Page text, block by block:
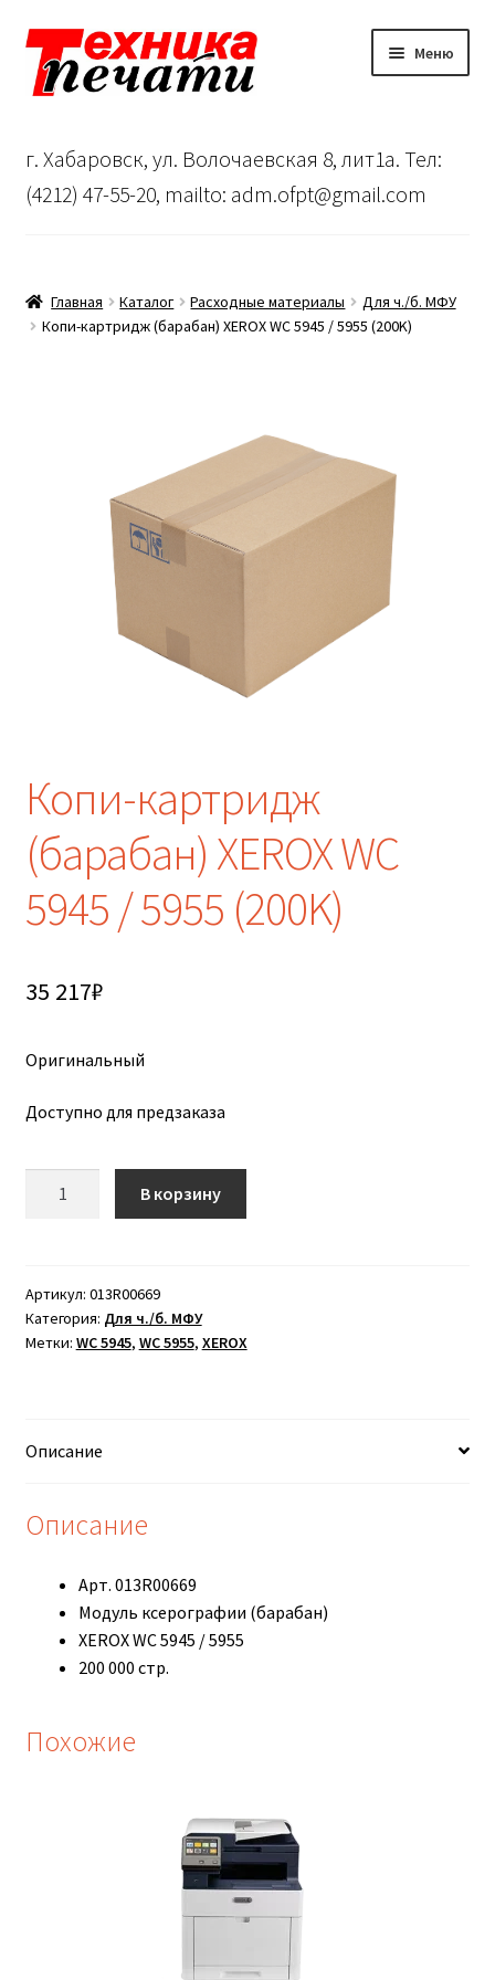
Перейти
навигации
Перейти
содержимому
Меню
Сервисный центр
…
г. Хабаровск, ул. Волочаевская 8, лит1а. Тел:
(4212) 47-55-20, mailto: adm.ofpt@gmail.com
Главная Каталог Расходные материалы
Для ч./б. МФУ
Копи-картридж (барабан) XEROX WC 5945 / 5955 (200K)
Копи-картридж
(барабан) XEROX WC
5945 / 5955 (200K)
35 217₽
Оригинальный
Доступно для предзаказа
(барабан)
XEROX
WC
(200K)
В корзину
Артикул: 013R00669
Категория: Для ч./б. МФУ
Метки: WC 5945, WC 5955, XEROX
Описание
Описание
Арт. 013R00669
Модуль ксерографии (барабан)
XEROX WC 5945 / 5955
200 000 стр.
Похожие